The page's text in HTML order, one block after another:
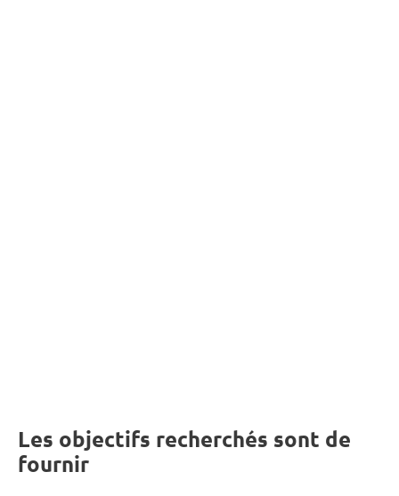
Les objectifs recherchés sont de
fournir